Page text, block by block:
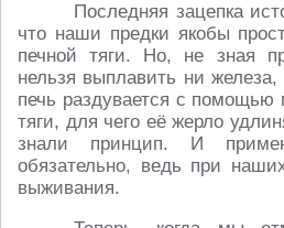
Последняя зацепка
что наши предки якобы
печной тяги. Но, не зная
нельзя выплавить ни
печь раздувается с помощью
тяги, для чего её жерло
знали принцип. И
обязательно, ведь при
выживания.